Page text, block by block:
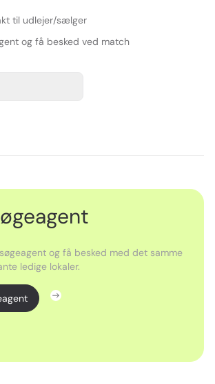
til udlejer/sælger
og få besked ved match
og få besked med det samme
ledige lokaler.